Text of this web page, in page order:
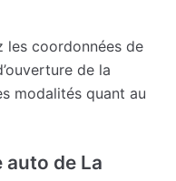
les coordonnées de
de la
modalités quant au
auto de La